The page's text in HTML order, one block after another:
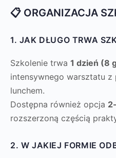
📋 ORGANIZACJA
1. JAK DŁUGO TRWA
Szkolenie trwa 1 dzień (8
intensywnego warsztatu
lunchem.
Dostępna również opcja
rozszerzoną częścią
2. W JAKIEJ FORMIE